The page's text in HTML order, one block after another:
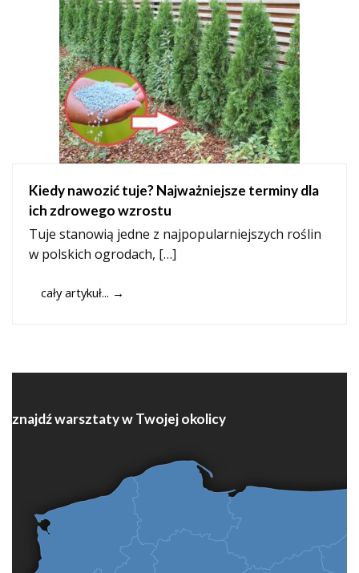
Kiedy nawozić tuje? Najważniejsze terminy dla
ich zdrowego wzrostu
Tuje stanowią jedne z najpopularniejszych roślin
w polskich ogrodach, […]
cały artykuł... →
znajdź warsztaty w Twojej okolicy